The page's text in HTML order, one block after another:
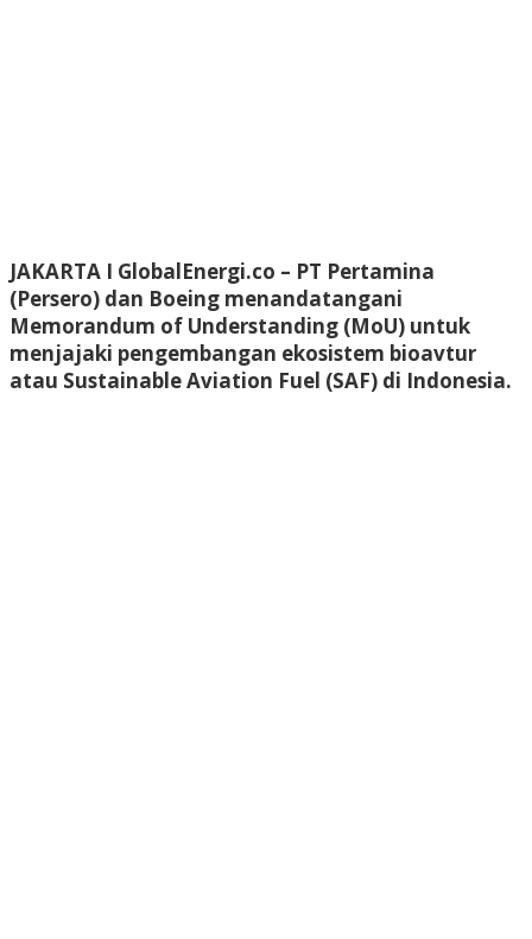
JAKARTA I GlobalEnergi.co – PT Pertamina
(Persero) dan Boeing menandatangani
Memorandum of Understanding (MoU) untuk
menjajaki pengembangan ekosistem bioavtur
atau Sustainable Aviation Fuel (SAF) di Indonesia.